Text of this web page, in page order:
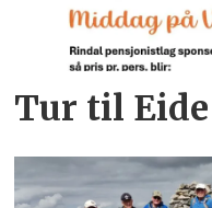
Tur til